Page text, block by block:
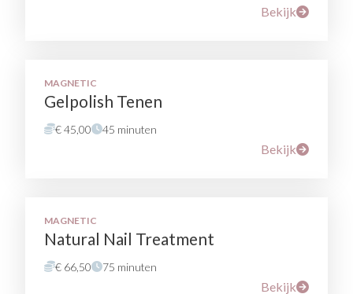
Bekijk
MAGNETIC
Gelpolish Tenen
€ 45,00 45 minuten
Bekijk
MAGNETIC
Natural Nail Treatment
€ 66,50 75 minuten
Bekijk